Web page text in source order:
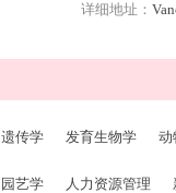
详细地址：
遗传学 发育生物学 动
园艺学 人力资源管理